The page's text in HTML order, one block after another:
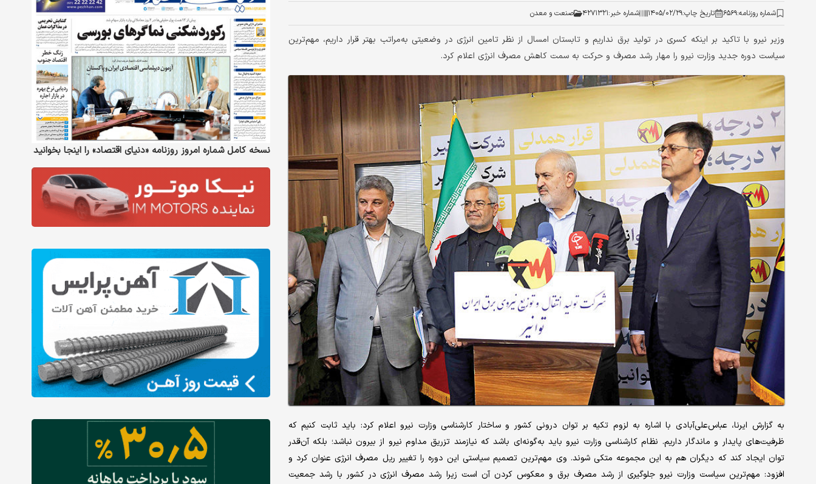
شماره روزنامه:۶۵۶۹ تاریخ چاپ:۱۴۰۵/۰۲/۲۹ شماره خبر:۴۲۷۱۳۲۱ صنعت و معدن
وزیر نیرو با تاکید بر اینکه کسری در تولید برق نداریم و تابستان امسال از نظر تامین انرژی در وضعیتی به‌مراتب بهتر قرار داریم، مهم‌ترین
سیاست دوره جدید وزارت نیرو را مهار رشد مصرف و حرکت به سمت کاهش مصرف انرژی اعلام کرد.
به گزارش ایرنا، عباس‌علی‌آبادی با اشاره به لزوم تکیه بر توان درونی کشور و ساختار کارشناسی وزارت نیرو اعلام کرد: باید ثابت کنیم که
ظرفیت‌های پایدار و ماندگار داریم. نظام کارشناسی وزارت نیرو باید به‌گونه‌ای باشد که نیازمند تزریق مداوم نیرو از بیرون نباشد؛ بلکه آن‌قدر
توان ایجاد کند که دیگران هم به این مجموعه متکی شوند. وی مهم‌ترین تصمیم سیاستی این دوره را تغییر ریل مصرف انرژی عنوان کرد و
افزود: مهم‌ترین سیاست وزارت نیرو جلوگیری از رشد مصرف برق و معکوس کردن آن است زیرا رشد مصرف انرژی در کشور با رشد جمعیت
نسخه کامل شماره امروز روزنامه «دنیای‌ اقتصاد» را اینجا بخوانید